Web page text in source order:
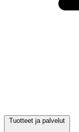
Tuotteet ja palvelut